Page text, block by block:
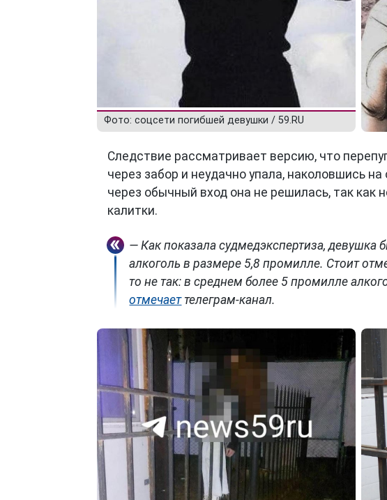
Фото: соцсети погибшей девушки / 59.RU
Следствие рассматривает версию, что
через забор и неудачно упала, наколовшись
через обычный вход она не решилась, так как
калитки.
— Как показала судмедэкспертиза,
алкоголь в размере 5,8 промилле. Стоит
то не так: в среднем более 5 промилле
отмечаеттелеграм-канал.